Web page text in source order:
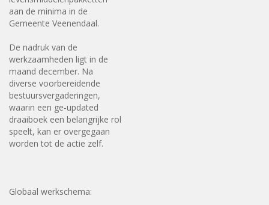
aan de minima in de
Gemeente Veenendaal.
De nadruk van de
werkzaamheden ligt in de
maand december. Na
diverse voorbereidende
bestuursvergaderingen,
waarin een ge-updated
draaiboek een belangrijke rol
speelt, kan er overgegaan
worden tot de actie zelf.
Globaal werkschema: